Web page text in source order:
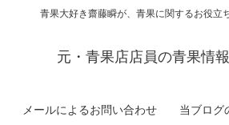
青果大好き齋藤瞬が、青果に関するお役立
元・青果店店員の青果情
メールによるお問い合わせ